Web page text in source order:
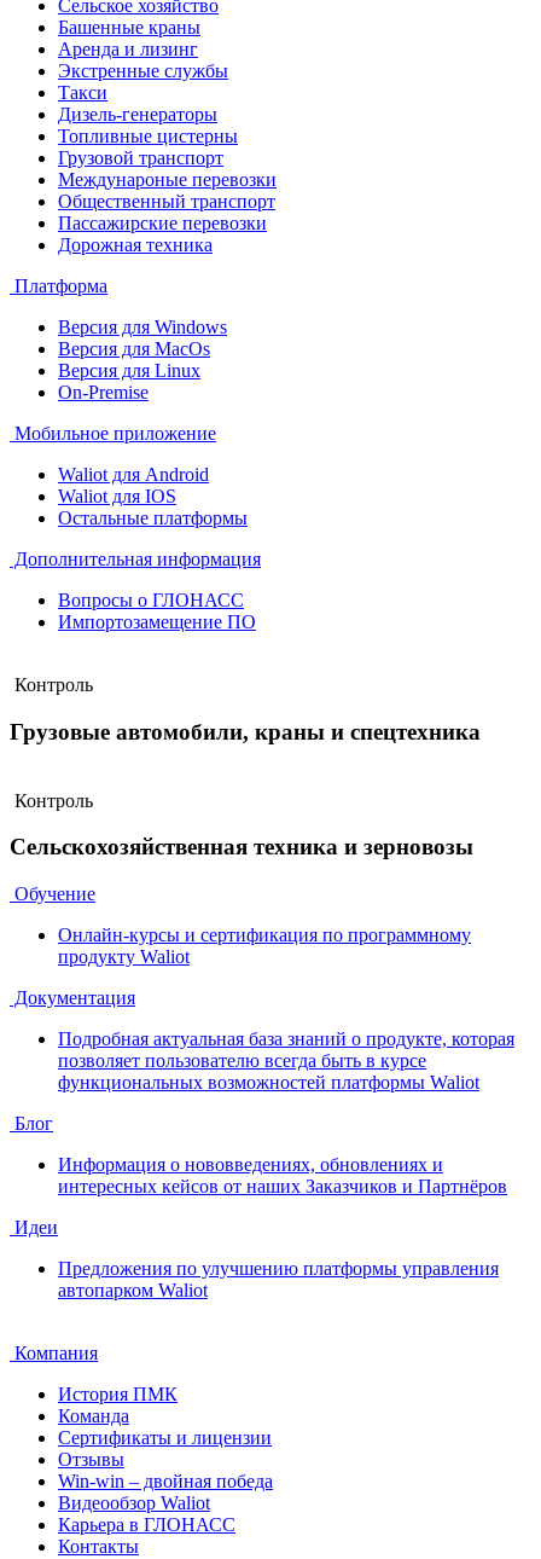
Сельское хозяйство
Башенные краны
Аренда и лизинг
Экстренные службы
Такси
Дизель-генераторы
Топливные цистерны
Грузовой транспорт
Междунароные перевозки
Общественный транспорт
Пассажирские перевозки
Дорожная техника
Платформа
Версия для Windows
Версия для MacOs
Версия для Linux
On-Premise
Мобильное приложение
Waliot для Android
Waliot для IOS
Остальные платформы
Дополнительная информация
Вопросы о ГЛОНАСС
Импортозамещение ПО
Контроль
Грузовые автомобили, краны и спецтехника
Контроль
Сельскохозяйственная техника и зерновозы
Обучение
Онлайн-курсы и сертификация по программному
продукту Waliot
Документация
Подробная актуальная база знаний о продукте, которая
позволяет пользователю всегда быть в курсе
функциональных возможностей платформы Waliot
Блог
Информация о нововведениях, обновлениях и
интересных кейсов от наших Заказчиков и Партнёров
Идеи
Предложения по улучшению платформы управления
автопарком Waliot
Компания
История ПМК
Команда
Сертификаты и лицензии
Отзывы
Win-win – двойная победа
Видеообзор Waliot
Карьера в ГЛОНАСС
Контакты